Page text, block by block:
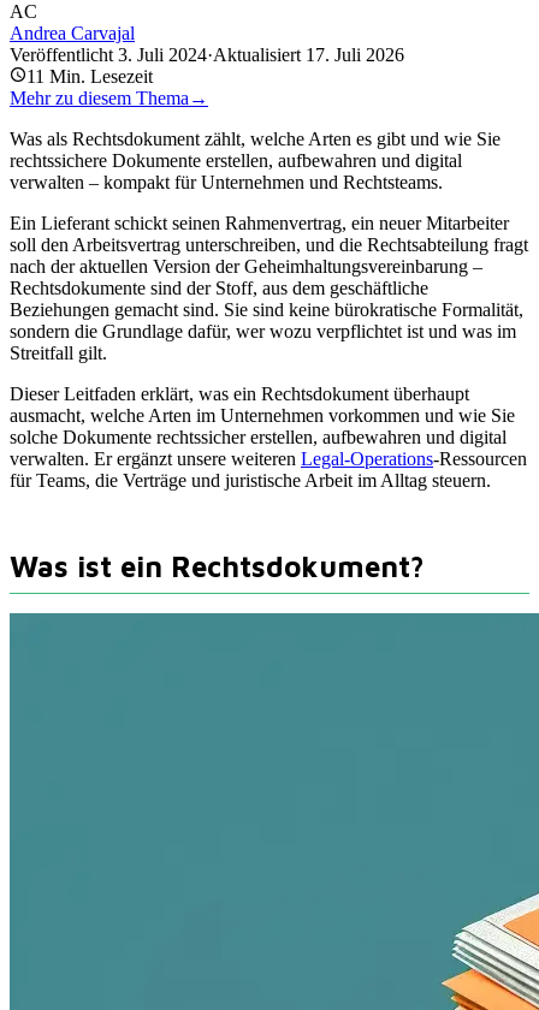
AC
Andrea Carvajal
Veröffentlicht 3. Juli 2024·Aktualisiert 17. Juli 2026
11 Min. Lesezeit
Mehr zu diesem Thema →
Was als Rechtsdokument zählt, welche Arten es gibt und wie Sie
rechtssichere Dokumente erstellen, aufbewahren und digital
verwalten – kompakt für Unternehmen und Rechtsteams.
Ein Lieferant schickt seinen Rahmenvertrag, ein neuer Mitarbeiter
soll den Arbeitsvertrag unterschreiben, und die Rechtsabteilung fragt
nach der aktuellen Version der Geheimhaltungsvereinbarung –
Rechtsdokumente sind der Stoff, aus dem geschäftliche
Beziehungen gemacht sind. Sie sind keine bürokratische Formalität,
sondern die Grundlage dafür, wer wozu verpflichtet ist und was im
Streitfall gilt.
Dieser Leitfaden erklärt, was ein Rechtsdokument überhaupt
ausmacht, welche Arten im Unternehmen vorkommen und wie Sie
solche Dokumente rechtssicher erstellen, aufbewahren und digital
verwalten. Er ergänzt unsere weiteren Legal-Operations-Ressourcen
für Teams, die Verträge und juristische Arbeit im Alltag steuern.
Was ist ein Rechtsdokument?